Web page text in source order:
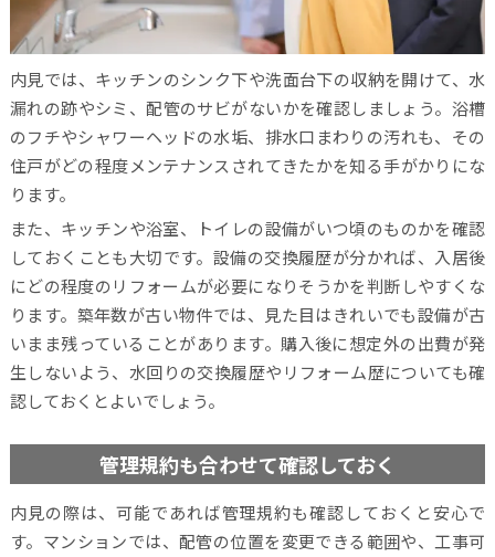
内見では、キッチンのシンク下や洗面台下の収納を開けて、水
漏れの跡やシミ、配管のサビがないかを確認しましょう。浴槽
のフチやシャワーヘッドの水垢、排水口まわりの汚れも、その
住戸がどの程度メンテナンスされてきたかを知る手がかりにな
ります。
また、キッチンや浴室、トイレの設備がいつ頃のものかを確認
しておくことも大切です。設備の交換履歴が分かれば、入居後
にどの程度のリフォームが必要になりそうかを判断しやすくな
ります。築年数が古い物件では、見た目はきれいでも設備が古
いまま残っていることがあります。購入後に想定外の出費が発
生しないよう、水回りの交換履歴やリフォーム歴についても確
認しておくとよいでしょう。
管理規約も合わせて確認しておく
内見の際は、可能であれば管理規約も確認しておくと安心で
す。マンションでは、配管の位置を変更できる範囲や、工事可